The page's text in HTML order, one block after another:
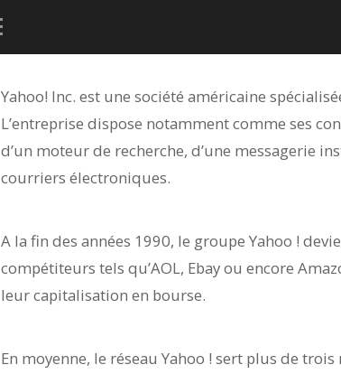
Yahoo! Inc. est une société américaine
L’entreprise dispose notamment comme ses
d’un moteur de recherche, d’une messagerie
courriers électroniques.
A la fin des années 1990, le groupe Yahoo !
compétiteurs tels qu’AOL, Ebay ou encore
leur capitalisation en bourse.
En moyenne, le réseau Yahoo ! sert plus de